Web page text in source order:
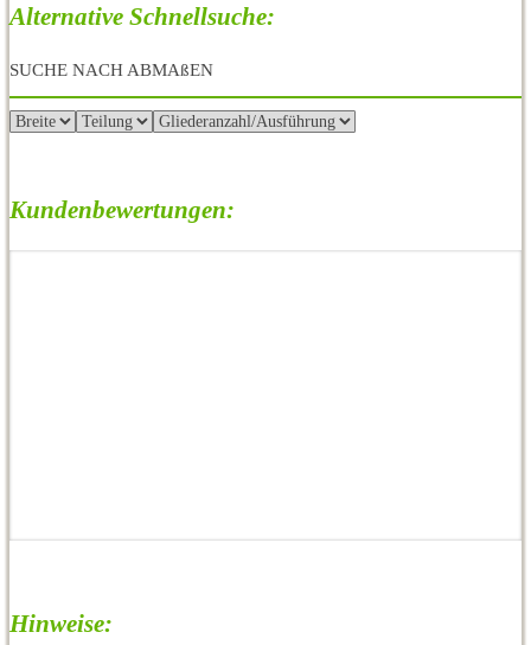
Alternative Schnellsuche:
SUCHE NACH ABMAßEN
Kundenbewertungen:
Hinweise: